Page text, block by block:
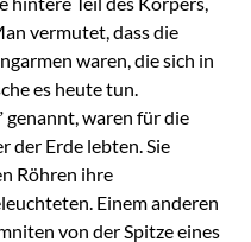
vermutet, dass die
waren, die sich in
es heute tun.
genannt, waren für die
der Erde lebten. Sie
Röhren ihre
Einem anderen
von der Spitze eines